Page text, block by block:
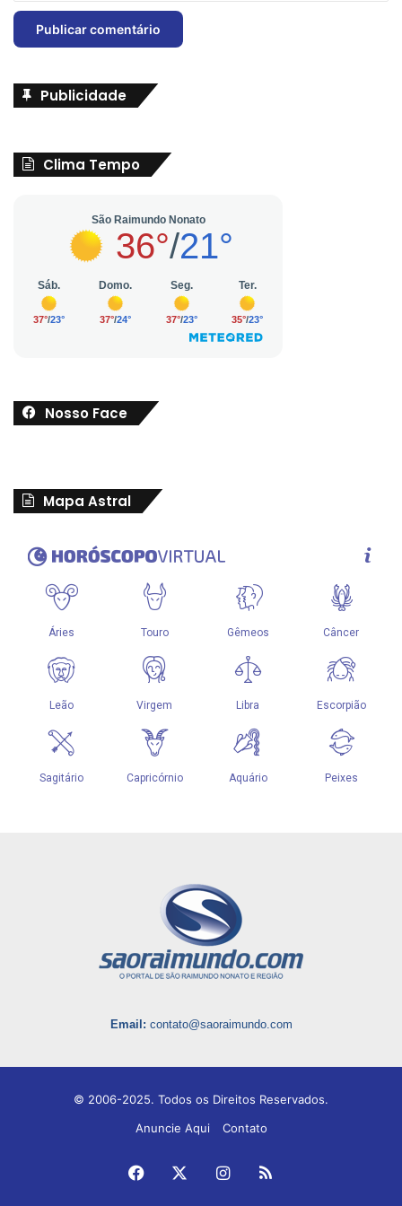
Publicidade
Clima Tempo
Nosso Face
Mapa Astral
Email: contato@saoraimundo.com
© 2006-2025. Todos os Direitos Reservados.
Anuncie Aqui
Contato
Facebook Instagram
RSS